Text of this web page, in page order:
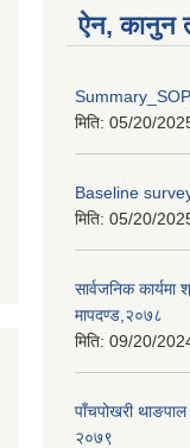
ऐन, कानुन
मिति: 05/20/
Baseline
मिति: 05/20/
सार्वजनिक कार्यमा
मापदण्ड,२०७८
मिति: 09/20/
पाँचपोखरी थाङपाल
२०७९